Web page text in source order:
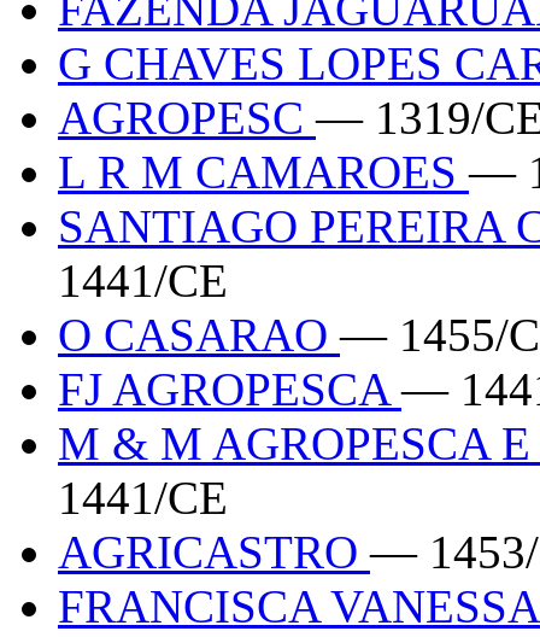
G CHAVES LOPES
AGROPESC— 1319/
L R M CAMAROES—
SANTIAGO PEREIRA
1441/CE
O CASARAO— 1455/
FJ AGROPESCA—
M & M AGROPESCA
1441/CE
AGRICASTRO—
FRANCISCA